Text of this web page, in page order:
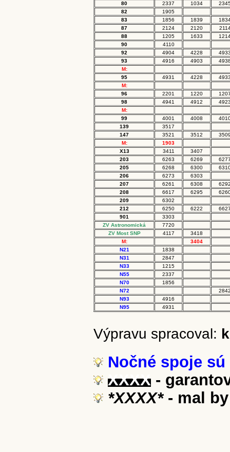
80
2337 1034
82
1905
83
1856 1839
87
2124 2120
88
1205 1633
90
4110
92
4904 4228
93
4916 4903
M:
95
4931 4228
M:
96
2201 1220
98
4941 4912
M:
99
4001 4008
139
3517
147
3521 3512
M:
1903
X13
3411
3407
203
6263 6269
205
6268 6300
206
6273
6303
207
6261 6308
208
6617 6295
209
6302
212
6250 6222
901
3303
ZV Astronomická
7720
ZV Most SNP
4117
3418
M:
3404
N21
1838
N31
2847
N33
1215
N55
2337
N70
1856
N72
N93
4916
N95
4931
Výpravu spracoval:
Nočné spoje sú
XXXX -
*XXXX*- mal